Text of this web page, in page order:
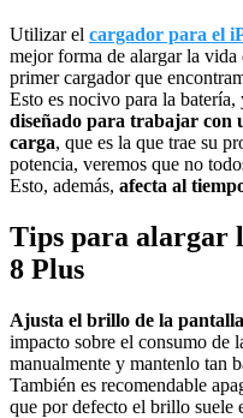
Utilizar el cargador para el
mejor forma de alargar la
primer cargador que
Esto es nocivo para la batería,
diseñado para trabajar con
carga, que es la que trae su
potencia, veremos que no
Esto, además, afecta al
Tips para alargar
8 Plus
Ajusta el brillo de la
impacto sobre el consumo de
manualmente y mantenlo tan
También es recomendable
que por defecto el brillo suele